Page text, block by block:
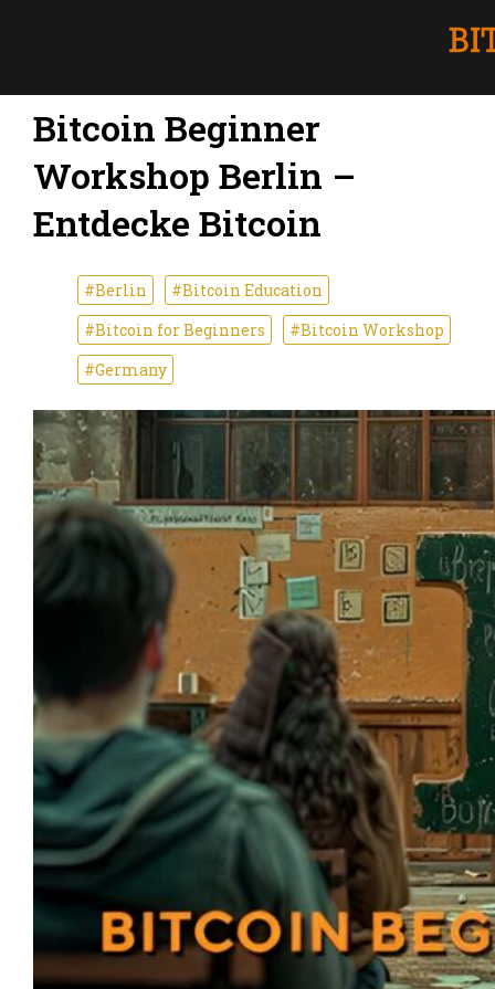
Bitcoin Beginner
Workshop Berlin –
Entdecke Bitcoin
#Berlin
#Bitcoin Education
#Bitcoin for Beginners
#Bitcoin Workshop
#Germany